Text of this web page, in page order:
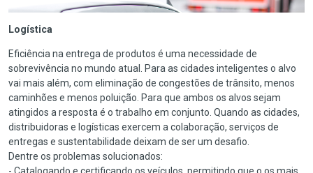
Logística
Eficiência na entrega de produtos é uma necessidade de
sobrevivência no mundo atual. Para as cidades inteligentes o alvo
vai mais além, com eliminação de congestões de trânsito, menos
caminhões e menos poluição. Para que ambos os alvos sejam
atingidos a resposta é o trabalho em conjunto. Quando as cidades,
distribuidoras e logísticas exercem a colaboração, serviços de
entregas e sustentabilidade deixam de ser um desafio.
Dentre os problemas solucionados: